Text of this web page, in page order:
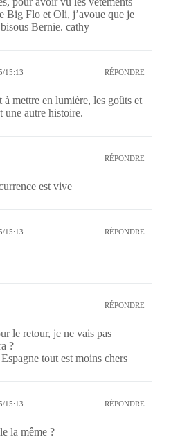
Big Flo et Oli, j’avoue que je
Bernie. cathy
15:13 RÉPONDRE
à mettre en lumière, les goûts et
une autre histoire.
RÉPONDRE
est vive
15:13 RÉPONDRE
RÉPONDRE
le retour, je ne vais pas
?
tout est moins chers
15:13 RÉPONDRE
la même ?